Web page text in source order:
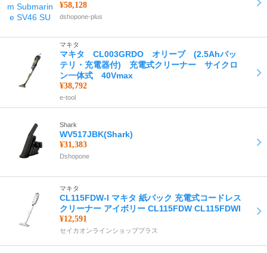
¥58,128
dshopone-plus
マキタ
マキタ CL003GRDO オリーブ (2.5Ahバッ
テリ・充電器付) 充電式クリーナー サイクロ
ン一体式 40Vmax
¥38,792
e-tool
Shark
WV517JBK(Shark)
¥31,383
Dshopone
マキタ
CL115FDW-I マキタ 紙パック 充電式コードレス
クリーナー アイボリー CL115FDW CL115FDWI
¥12,591
セイカオンラインショッププラス